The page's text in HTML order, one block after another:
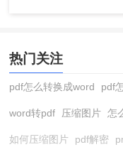
热门关注
pdf怎么转换成word pdf
word转pdf 压缩图片 怎
如何压缩图片 pdf解密